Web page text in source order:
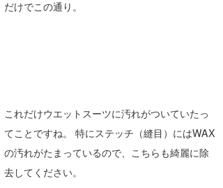
だけでこの通り。
これだけウエットスーツに汚れがついていたっ
てことですね。 特にステッチ（縫目）にはWAX
の汚れがたまっているので、こちらも綺麗に除
去してください。
Romisea